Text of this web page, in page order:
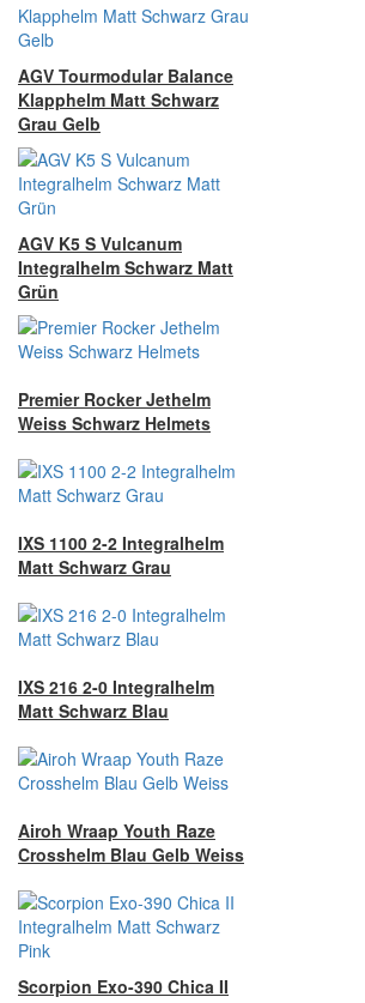
AGV Tourmodular Balance
Klapphelm Matt Schwarz
Grau Gelb
AGV K5 S Vulcanum
Integralhelm Schwarz Matt
Grün
Premier Rocker Jethelm
Weiss Schwarz Helmets
IXS 1100 2-2 Integralhelm
Matt Schwarz Grau
IXS 216 2-0 Integralhelm
Matt Schwarz Blau
Airoh Wraap Youth Raze
Crosshelm Blau Gelb Weiss
Scorpion Exo-390 Chica II